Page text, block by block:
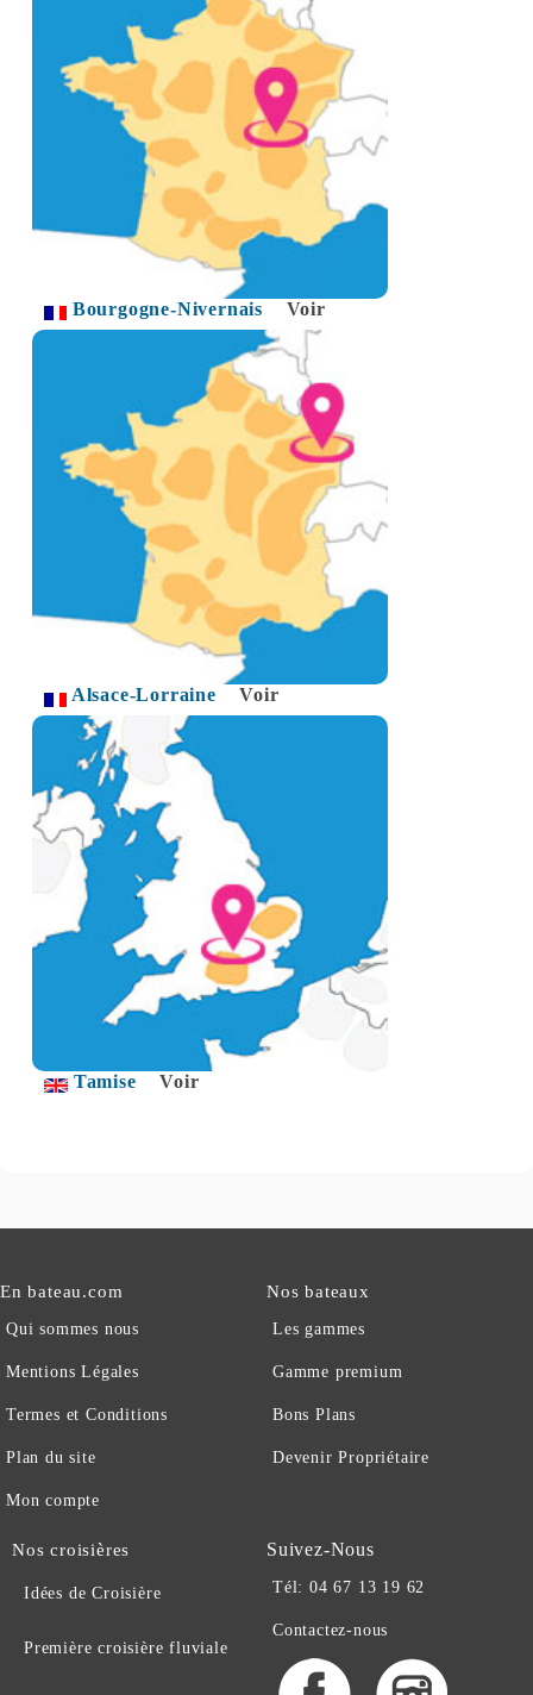
Bourgogne-Nivernais Voir
Alsace-Lorraine Voir
Tamise Voir
En bateau.com
Qui sommes nous
Mentions Légales
Termes et Conditions
Plan du site
Mon compte
Nos bateaux
Les gammes
Gamme premium
Bons Plans
Devenir Propriétaire
Nos croisières
Idées de Croisière
Première croisière fluviale
Suivez-Nous
Tél: 04 67 13 19 62
Contactez-nous